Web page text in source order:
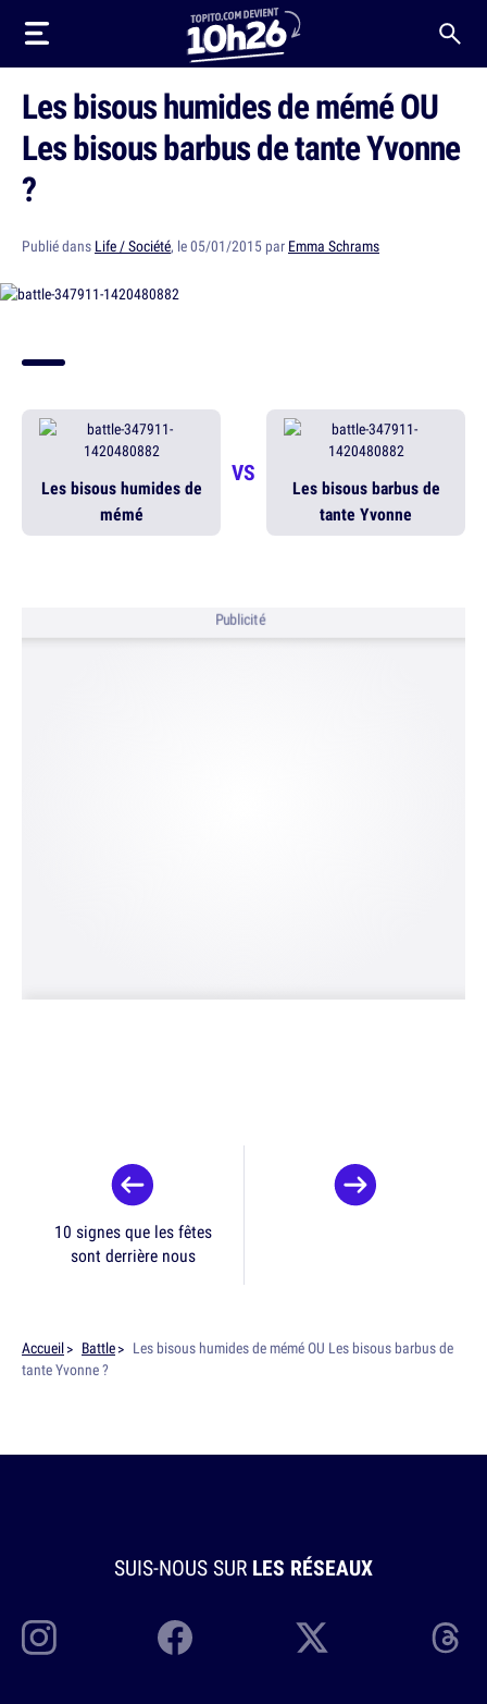
Les bisous humides de mémé OU
Les bisous barbus de tante Yvonne
?
Publié dans Life / Société, le 05/01/2015 par Emma Schrams
Les bisous humides de
mémé
VS
Les bisous barbus de
tante Yvonne
Publicité
10 signes que les fêtes
sont derrière nous
Accueil Battle
Les bisous humides de mémé OU Les bisous barbus de
tante Yvonne ?
SUIS-NOUS SUR LES RÉSEAUX